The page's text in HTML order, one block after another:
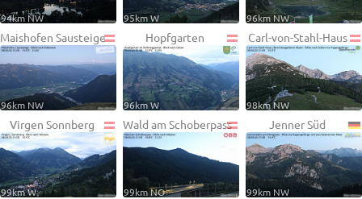
94km NW 95km W 96km NW
Maishofen Sausteige
96km NW
Hopfgarten
96km W
Carl-von-Stahl-Haus
98km NW
Virgen Sonnberg
99km W
Wald am Schoberpass
99km NO
Jenner Süd
99km NW